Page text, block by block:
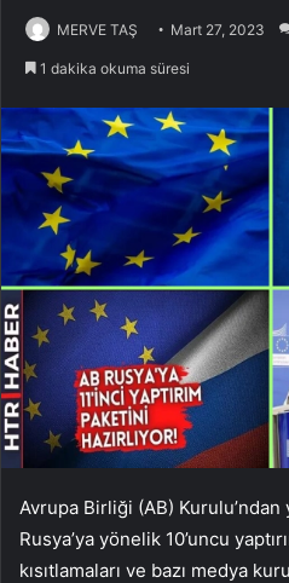
MERVE TAŞ Mart 27, 2023
1 dakika okuma süresi
Avrupa Birliği (AB) Kurulu’ndan
Rusya’ya yönelik 10’uncu
kısıtlamaları ve bazı medya